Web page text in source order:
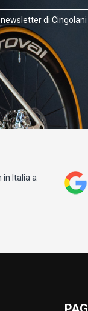
di
in Italia a